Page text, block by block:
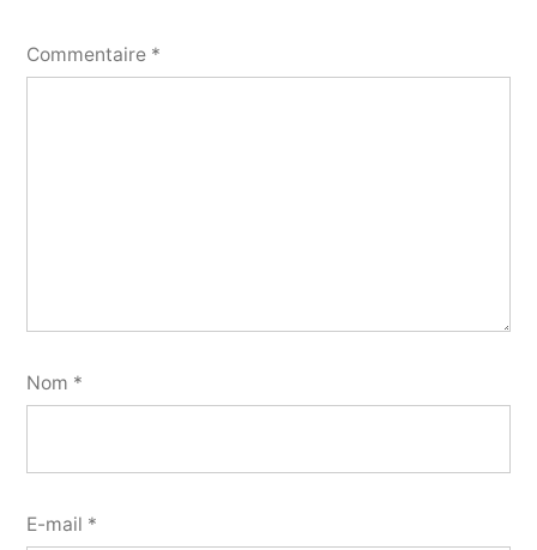
Commentaire *
Nom *
E-mail *